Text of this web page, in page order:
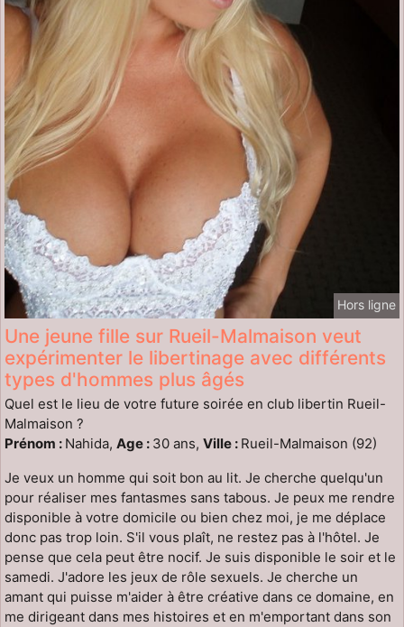
Hors ligne
Une jeune fille sur Rueil-Malmaison veut
expérimenter le libertinage avec différents
types d'hommes plus âgés
Quel est le lieu de votre future soirée en club libertin Rueil-
Malmaison ?
Prénom : Nahida, Age : 30 ans, Ville : Rueil-Malmaison (92)
Je veux un homme qui soit bon au lit. Je cherche quelqu'un
pour réaliser mes fantasmes sans tabous. Je peux me rendre
disponible à votre domicile ou bien chez moi, je me déplace
donc pas trop loin. S'il vous plaît, ne restez pas à l'hôtel. Je
pense que cela peut être nocif. Je suis disponible le soir et le
samedi. J'adore les jeux de rôle sexuels. Je cherche un
amant qui puisse m'aider à être créative dans ce domaine, en
me dirigeant dans mes histoires et en m'emportant dans son